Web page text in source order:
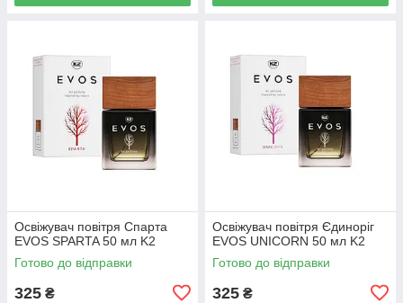
Освіжувач повітря Спарта
EVOS SPARTA 50 мл K2
Готово до відправки
325 ₴
Освіжувач повітря Єдиноріг
EVOS UNICORN 50 мл K2
Готово до відправки
325 ₴